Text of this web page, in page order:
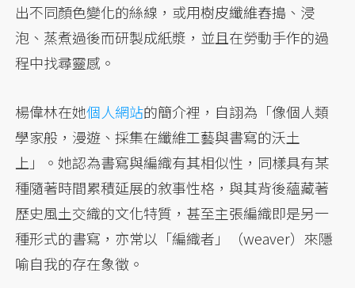
出不同顏色變化的絲線，或用樹皮纖維舂搗、浸
泡、蒸煮過後而研製成紙漿，並且在勞動手作的過
程中找尋靈感。
楊偉林在她個人網站的簡介裡，自詡為「像個人類
學家般，漫遊、採集在纖維工藝與書寫的沃土
上」。她認為書寫與編織有其相似性，同樣具有某
種隨著時間累積延展的敘事性格，與其背後蘊藏著
歷史風土交織的文化特質，甚至主張編織即是另一
種形式的書寫，亦常以「編織者」（weaver）來隱
喻自我的存在象徵。